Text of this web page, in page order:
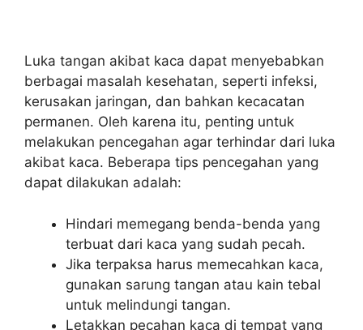
Luka tangan akibat kaca dapat menyebabkan
berbagai masalah kesehatan, seperti infeksi,
kerusakan jaringan, dan bahkan kecacatan
permanen. Oleh karena itu, penting untuk
melakukan pencegahan agar terhindar dari luka
akibat kaca. Beberapa tips pencegahan yang
dapat dilakukan adalah:
Hindari memegang benda-benda yang
terbuat dari kaca yang sudah pecah.
Jika terpaksa harus memecahkan kaca,
gunakan sarung tangan atau kain tebal
untuk melindungi tangan.
Letakkan pecahan kaca di tempat yang